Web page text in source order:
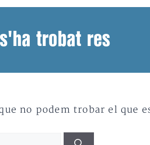
s'ha trobat res
no podem trobar el que